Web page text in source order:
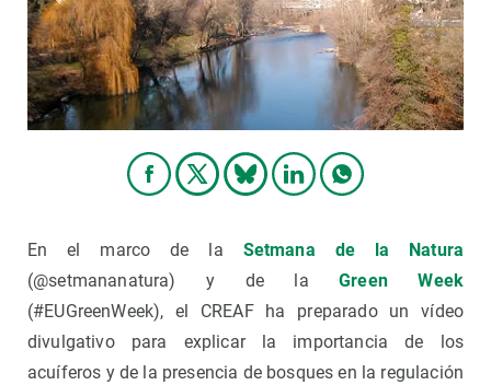
En el marco de la Setmana de la Natura
(@setmananatura) y de laGreen Week
(#EUGreenWeek), el CREAF ha preparado un vídeo
divulgativo para explicar la importancia de los
acuíferos y de la presencia de bosques en la regulación